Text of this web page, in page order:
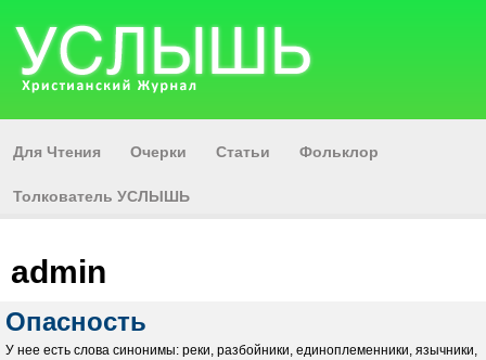
Для Чтения Очерки Статьи Фольклор
Толкователь УСЛЫШЬ
admin
Опасность
У нее есть слова синонимы: реки, разбойники, единоплеменники, язычники,